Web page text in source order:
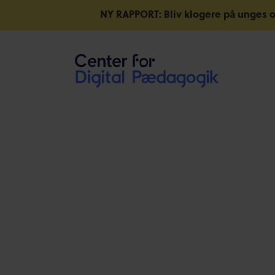
NY RAPPORT: Bliv klogere på